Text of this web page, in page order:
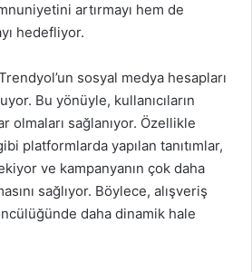
artırmayı hem de
hedefliyor.
sosyal medya hesapları
Bu yönüyle, kullanıcıların
olmaları sağlanıyor. Özellikle
platformlarda yapılan tanıtımlar,
ve kampanyanın çok daha
sağlıyor. Böylece, alışveriş
daha dinamik hale